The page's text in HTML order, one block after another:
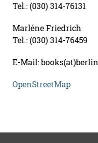
Tel.: (030) 314-76131
Marléne Friedrich
Tel.: (030) 314-76459
E-Mail:
OpenStreetMap